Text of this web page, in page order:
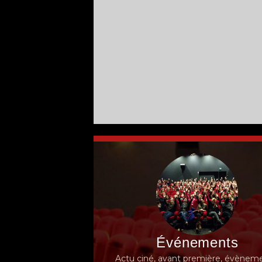
Événements
Actu ciné, avant première,